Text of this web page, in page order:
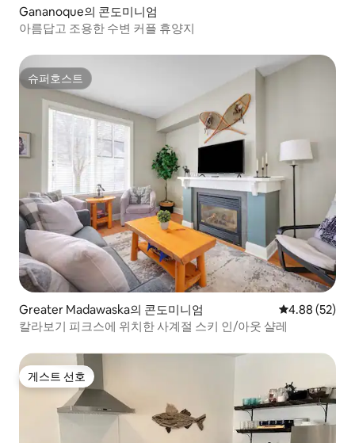
Gananoque의 콘도미니엄
아름답고 조용한 수변 커플 휴양지
슈퍼호스트
슈퍼호스트
Greater Madawaska의 콘도미니엄 평점 4.88점(5
4.88 (52)
칼라보기 피크스에 위치한 사계절 스키 인/아웃 샬레
게스트 선호
게스트 선호